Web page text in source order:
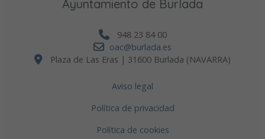
Ayuntamiento de Burlada
948 23 84 00
oac@burlada.es
Plaza de Las Eras | 31600 Burlada (NAVARRA)
Aviso legal
Política de privacidad
Política de cookies